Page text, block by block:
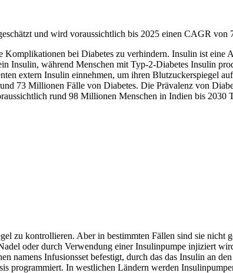
und wird voraussichtlich bis 2025 einen CAGR
bei Diabetes zu verhindern. Insulin ist
Insulin, während Menschen mit Typ-2-Diabetes Insulin
extern Insulin einnehmen, um ihren Blutzuckerspiegel
73 Millionen Fälle von Diabetes. Die Prävalenz von
rund 98 Millionen Menschen in Indien bis 2030
zu kontrollieren. Aber in bestimmten Fällen sind sie nicht
oder durch Verwendung einer Insulinpumpe injiziert
namens Infusionsset befestigt, durch das das Insulin an
programmiert. In westlichen Ländern werden